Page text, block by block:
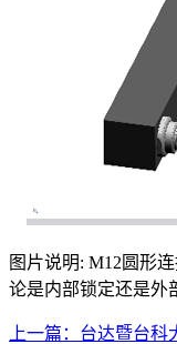
图片说明: M12圆形
论是内部锁定还是外
上一篇：台达暨台